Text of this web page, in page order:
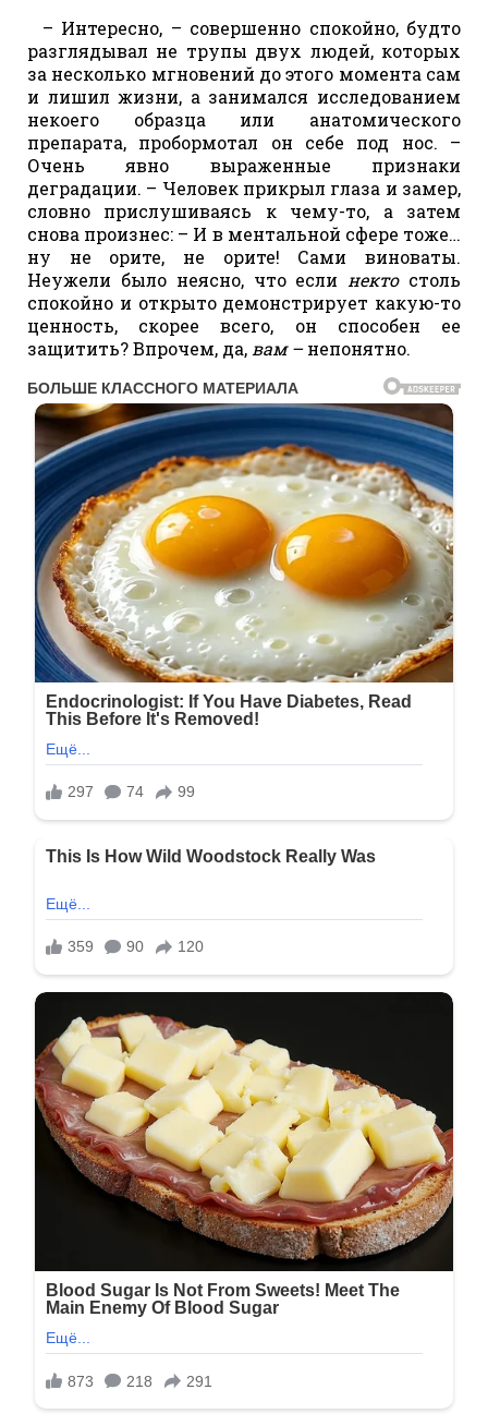
– Интересно, – совершенно спокойно, будто
разглядывал не трупы двух людей, которых
за несколько мгновений до этого момента сам
и лишил жизни, а занимался исследованием
некоего образца или анатомического
препарата, пробормотал он себе под нос. –
Очень явно выраженные признаки
деградации. – Человек прикрыл глаза и замер,
словно прислушиваясь к чему-то, а затем
снова произнес: – И в ментальной сфере тоже…
ну не орите, не орите! Сами виноваты.
Неужели было неясно, что если некто столь
спокойно и открыто демонстрирует какую-то
ценность, скорее всего, он способен ее
защитить? Впрочем, да, вам –непонятно.